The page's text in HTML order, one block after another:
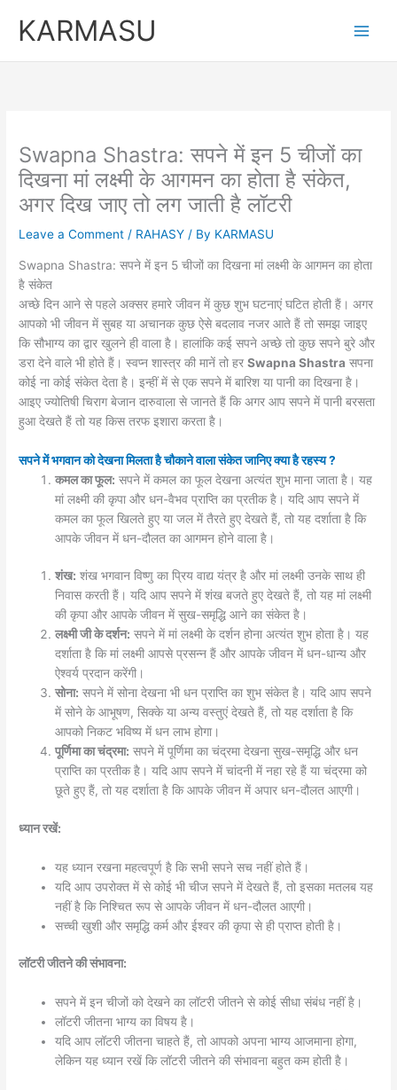
KARMASU
Swapna Shastra: सपने में इन 5 चीजों का
दिखना मां लक्ष्मी के आगमन का होता है संकेत,
अगर दिख जाए तो लग जाती है लॉटरी
Leave a Comment / RAHASY / By KARMASU
Swapna Shastra: सपने में इन 5 चीजों का दिखना मां लक्ष्मी के आगमन का होता
है संकेत
अच्छे दिन आने से पहले अक्सर हमारे जीवन में कुछ शुभ घटनाएं घटित होती हैं। अगर
आपको भी जीवन में सुबह या अचानक कुछ ऐसे बदलाव नजर आते हैं तो समझ जाइए
कि सौभाग्य का द्वार खुलने ही वाला है। हालांकि कई सपने अच्छे तो कुछ सपने बुरे और
डरा देने वाले भी होते हैं। स्वप्न शास्त्र की मानें तो हरSwapna Shastra सपना
कोई ना कोई संकेत देता है। इन्हीं में से एक सपने में बारिश या पानी का दिखना है।
आइए ज्योतिषी चिराग बेजान दारुवाला से जानते हैं कि अगर आप सपने में पानी बरसता
हुआ देखते हैं तो यह किस तरफ इशारा करता है।
सपने में भगवान को देखना मिलता है चौकाने वाला संकेत जानिए क्या है रहस्य ?
कमल का फूल: सपने में कमल का फूल देखना अत्यंत शुभ माना जाता है। यह
मां लक्ष्मी की कृपा और धन-वैभव प्राप्ति का प्रतीक है। यदि आप सपने में
कमल का फूल खिलते हुए या जल में तैरते हुए देखते हैं, तो यह दर्शाता है कि
आपके जीवन में धन-दौलत का आगमन होने वाला है।
शंख: शंख भगवान विष्णु का प्रिय वाद्य यंत्र है और मां लक्ष्मी उनके साथ ही
निवास करती हैं। यदि आप सपने में शंख बजते हुए देखते हैं, तो यह मां लक्ष्मी
की कृपा और आपके जीवन में सुख-समृद्धि आने का संकेत है।
लक्ष्मी जी के दर्शन: सपने में मां लक्ष्मी के दर्शन होना अत्यंत शुभ होता है। यह
दर्शाता है कि मां लक्ष्मी आपसे प्रसन्न हैं और आपके जीवन में धन-धान्य और
ऐश्वर्य प्रदान करेंगी।
सोना: सपने में सोना देखना भी धन प्राप्ति का शुभ संकेत है। यदि आप सपने
में सोने के आभूषण, सिक्के या अन्य वस्तुएं देखते हैं, तो यह दर्शाता है कि
आपको निकट भविष्य में धन लाभ होगा।
पूर्णिमा का चंद्रमा: सपने में पूर्णिमा का चंद्रमा देखना सुख-समृद्धि और धन
प्राप्ति का प्रतीक है। यदि आप सपने में चांदनी में नहा रहे हैं या चंद्रमा को
छूते हुए हैं, तो यह दर्शाता है कि आपके जीवन में अपार धन-दौलत आएगी।
ध्यान रखें:
यह ध्यान रखना महत्वपूर्ण है कि सभी सपने सच नहीं होते हैं।
यदि आप उपरोक्त में से कोई भी चीज सपने में देखते हैं, तो इसका मतलब यह
नहीं है कि निश्चित रूप से आपके जीवन में धन-दौलत आएगी।
सच्ची खुशी और समृद्धि कर्म और ईश्वर की कृपा से ही प्राप्त होती है।
लॉटरी जीतने की संभावना:
सपने में इन चीजों को देखने का लॉटरी जीतने से कोई सीधा संबंध नहीं है।
लॉटरी जीतना भाग्य का विषय है।
यदि आप लॉटरी जीतना चाहते हैं, तो आपको अपना भाग्य आजमाना होगा,
लेकिन यह ध्यान रखें कि लॉटरी जीतने की संभावना बहुत कम होती है।